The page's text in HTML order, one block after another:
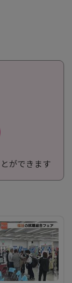
ができます